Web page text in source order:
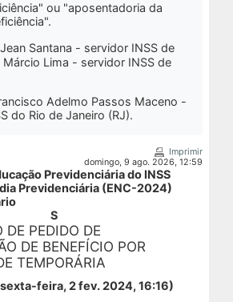
ou "aposentadoria da
Jean Santana - servidor INSS de
Márcio Lima - servidor INSS de
Adelmo Passos Maceno -
do Rio de Janeiro (RJ).
Imprimir
domingo, 9 ago. 2026, 12:59
Previdenciária do INSS
Previdenciária (ENC-2024)
S
DE PEDIDO DE
DE BENEFÍCIO POR
TEMPORÁRIA
feira, 2 fev. 2024, 16:16)